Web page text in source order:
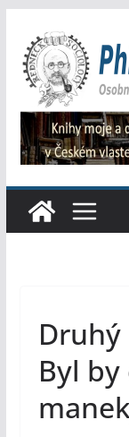
obsah
Druhý
Byl